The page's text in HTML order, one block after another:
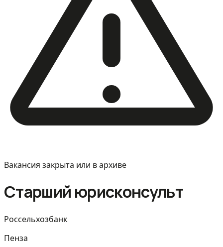
Вакансия закрыта или в архиве
Старший юрисконсульт
Россельхозбанк
Пенза